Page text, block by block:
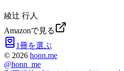
綾辻 行人
Amazonで見る
1冊を選ぶ
© 2026 honn.me
@honn_me